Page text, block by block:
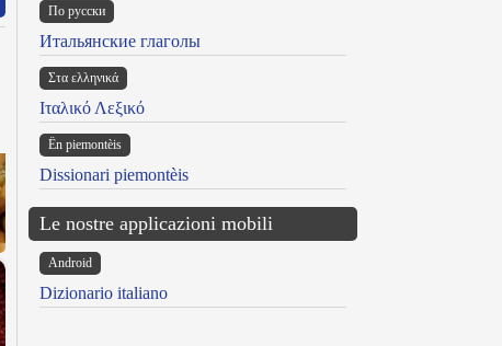
По русски
Итальянские глаголы
Στα ελληνικά
Ιταλικό Λεξικό
Ën piemontèis
Dissionari piemontèis
Le nostre applicazioni mobili
Android
Dizionario italiano